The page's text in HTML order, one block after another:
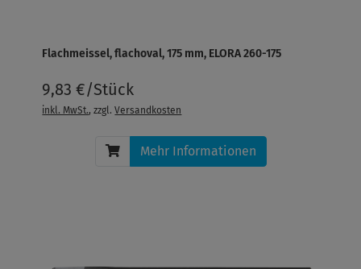
Flachmeissel, flachoval, 175 mm, ELORA 260-175
9,83 €/Stück
inkl. MwSt., zzgl.Versandkosten
Mehr Informationen